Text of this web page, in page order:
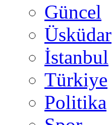
Güncel
Üsküdar
İstanbul
Türkiye
Politika